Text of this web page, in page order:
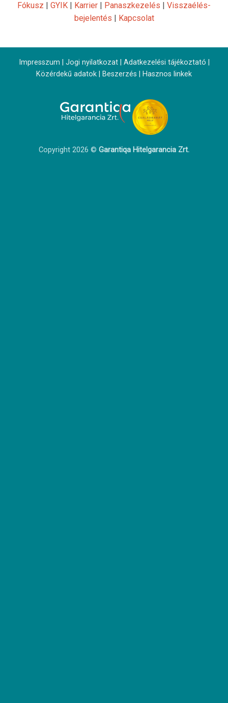
Fókusz GYIK Karrier Panaszkezelés
Visszaélés-
bejelentés
Kapcsolat
Impresszum Jogi nyilatkozat| Adatkezelési tájékoztató
Közérdekű adatok
Beszerzés Hasznos linkek
Copyright 2026 © Garantiqa Hitelgarancia Zrt.